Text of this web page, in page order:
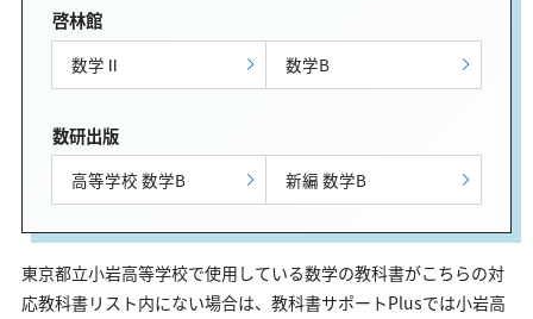
啓林館
数学Ⅱ 数学B
数研出版
高等学校 数学B 新編 数学B
東京都立小岩高等学校で使用している数学の教科書がこちらの対
応教科書リスト内にない場合は、教科書サポートPlusでは小岩高